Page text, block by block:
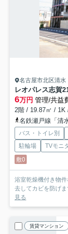
名古屋市北区清水
レオパレス志賀
6万円 管理/共益
2階 / 19.87㎡ / 1K
名鉄瀬戸線「清
バス・トイレ別
駐輪場
TVモニ
敷0
浴室乾燥機付き物
去してカビを防げ
見る
賃貸マンション